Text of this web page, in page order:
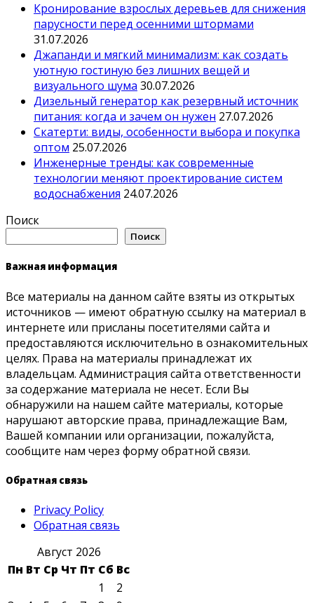
Кронирование взрослых деревьев для снижения
парусности перед осенними штормами
31.07.2026
Джапанди и мягкий минимализм: как создать
уютную гостиную без лишних вещей и
визуального шума 30.07.2026
Дизельный генератор как резервный источник
питания: когда и зачем он нужен 27.07.2026
Скатерти: виды, особенности выбора и покупка
оптом 25.07.2026
Инженерные тренды: как современные
технологии меняют проектирование систем
водоснабжения 24.07.2026
Поиск
Поиск
Важная информация
Все материалы на данном сайте взяты из открытых
источников — имеют обратную ссылку на материал в
интернете или присланы посетителями сайта и
предоставляются исключительно в ознакомительных
целях. Права на материалы принадлежат их
владельцам. Администрация сайта ответственности
за содержание материала не несет. Если Вы
обнаружили на нашем сайте материалы, которые
нарушают авторские права, принадлежащие Вам,
Вашей компании или организации, пожалуйста,
сообщите нам через форму обратной связи.
Обратная связь
Privacy Policy
Обратная связь
Август 2026
Пн Вт Ср Чт Пт Сб Вс
1
2